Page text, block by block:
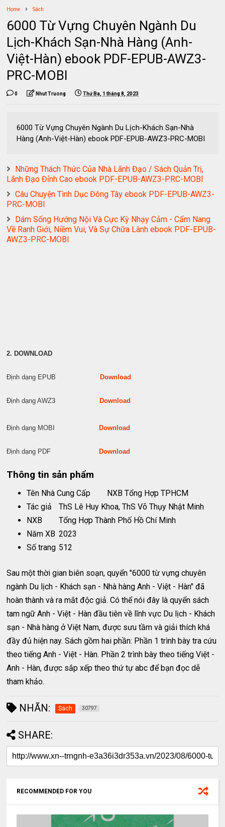
Home Sách
6000 Từ Vựng Chuyên Ngành Du
Lịch-Khách Sạn-Nhà Hàng (Anh-
Việt-Hàn) ebook PDF-EPUB-AWZ3-
PRC-MOBI
0 Nhut Truong Thứ Ba, 1 tháng 8, 2023
6000 Từ Vựng Chuyên Ngành Du Lịch-Khách Sạn-Nhà
Hàng (Anh-Việt-Hàn) ebook PDF-EPUB-AWZ3-PRC-MOBI
Những Thách Thức Của Nhà Lãnh Đạo / Sách Quản Trị,
Lãnh Đạo Đỉnh Cao ebook PDF-EPUB-AWZ3-PRC-MOBI
Câu Chuyện Tình Dục Đông Tây ebook PDF-EPUB-AWZ3-
PRC-MOBI
Dám Sống Hướng Nội Và Cực Kỳ Nhạy Cảm - Cẩm Nang
Về Ranh Giới, Niềm Vui, Và Sự Chữa Lành ebook PDF-EPUB-
AWZ3-PRC-MOBI
2. DOWNLOAD
Định dạng EPUBDownload
Định dạng AWZ3Download
Định dạng MOBIDownload
Định dạng PDFDownload
Thông tin sản phẩm
Tên Nhà Cung Cấp
NXB Tổng Hợp TPHCM
Tác giả
ThS Lê Huy Khoa, ThS Võ Thụy Nhật Minh
NXB
Tổng Hợp Thành Phố Hồ Chí Minh
Năm XB 2023
Số trang 512
Sau một thời gian biên soạn, quyển "6000 từ vựng chuyên
ngành Du lịch - Khách sạn - Nhà hàng Anh - Việt - Hàn" đã
hoàn thành và ra mắt độc giả. Có thể nói đây là quyển sách
tam ngữ Anh - Việt - Hàn đầu tiên về lĩnh vực Du lịch - Khách
sạn - Nhà hàng ở Việt Nam, được sưu tầm và giải thích khá
đầy đủ hiện nay. Sách gồm hai phần: Phần 1 trình bày tra cứu
theo tiếng Anh - Việt - Hàn. Phần 2 trình bày theo tiếng Việt -
Anh - Hàn, được sắp xếp theo thứ tự abc để bạn đọc dễ
tham khảo.
NHÃN: Sách 30797
SHARE:
RECOMMENDED FOR YOU